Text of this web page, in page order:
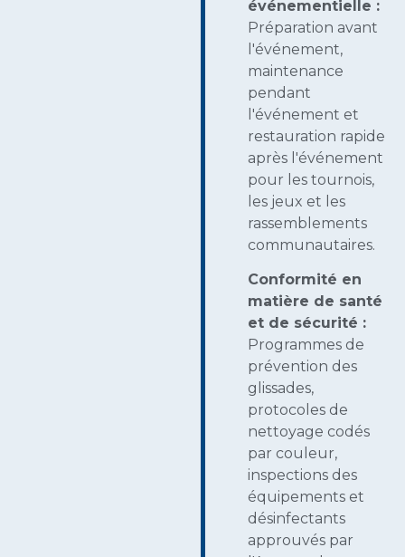
événementielle :
Préparation avant
l'événement,
maintenance
pendant
l'événement et
restauration rapide
après l'événement
pour les tournois,
les jeux et les
rassemblements
communautaires.
Conformité en
matière de santé
et de sécurité :
Programmes de
prévention des
glissades,
protocoles de
nettoyage codés
par couleur,
inspections des
équipements et
désinfectants
approuvés par